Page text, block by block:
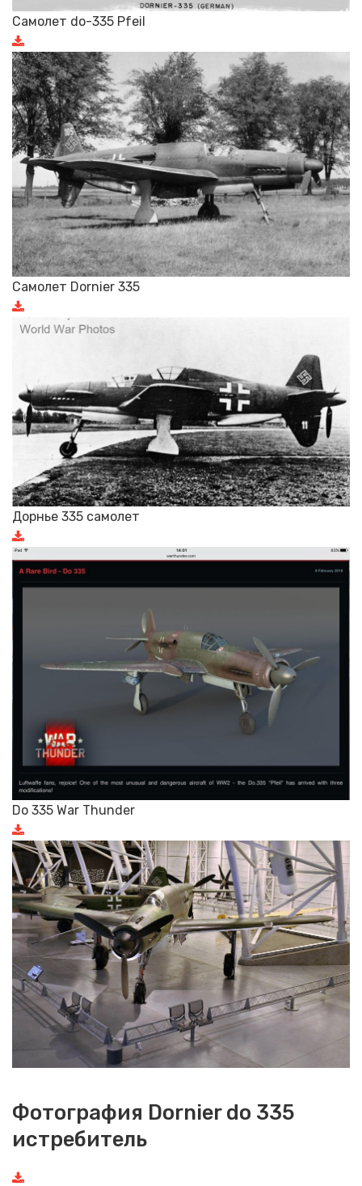
Самолет do-335 Pfeil
Самолет Dornier 335
Дорнье 335 самолет
Do 335 War Thunder
Фотография Dornier do 335
истребитель